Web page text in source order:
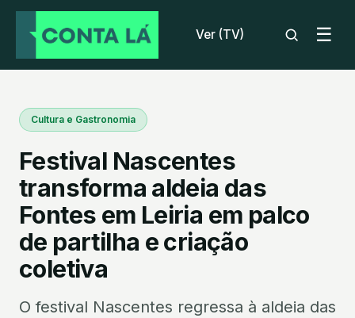
Ver (TV) ☰
Cultura e Gastronomia
Festival Nascentes
transforma aldeia das
Fontes em Leiria em palco
de partilha e criação
coletiva
O festival Nascentes regressa à aldeia das